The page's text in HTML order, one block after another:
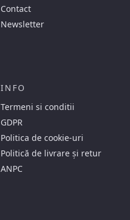
Contact
Newsletter
INFO
Termeni si conditii
GDPR
Politica de cookie-uri
Politică de livrare și retur
ANPC